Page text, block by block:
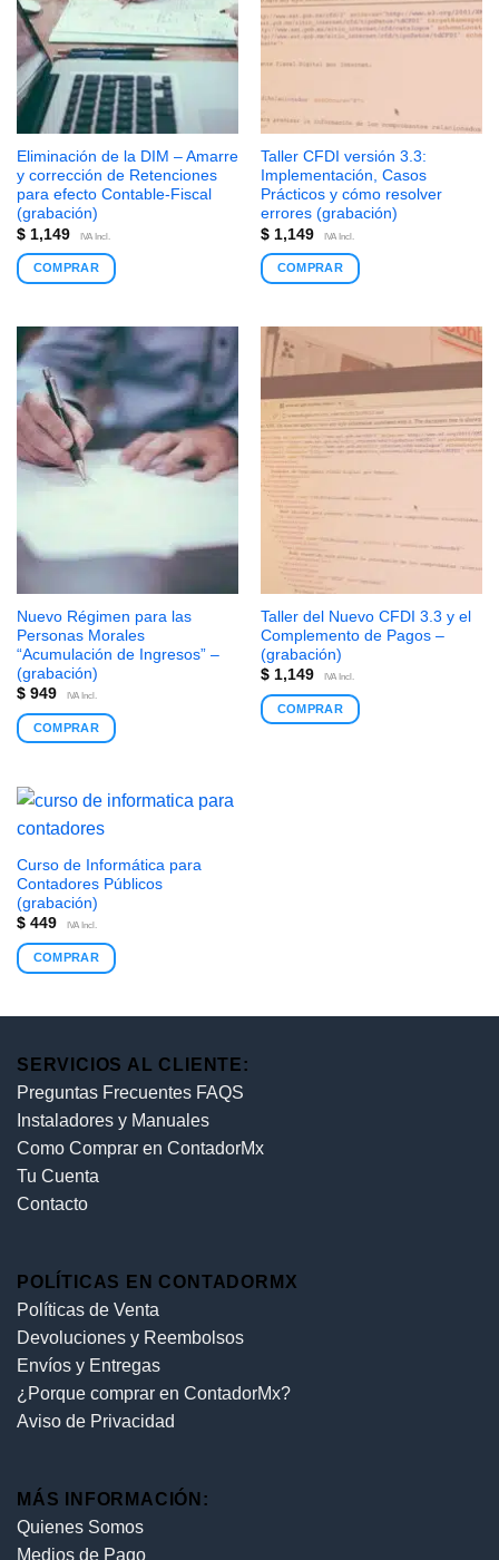
Eliminación de la DIM – Amarre
y corrección de Retenciones
para efecto Contable-Fiscal
(grabación)
$1,149 IVA Incl.
COMPRAR
Taller CFDI versión 3.3:
Implementación, Casos
Prácticos y cómo resolver
errores (grabación)
$1,149 IVA Incl.
COMPRAR
Nuevo Régimen para las
Personas Morales
“Acumulación de Ingresos” –
(grabación)
$949 IVA Incl.
COMPRAR
Taller del Nuevo CFDI 3.3 y el
Complemento de Pagos –
(grabación)
$1,149 IVA Incl.
COMPRAR
Curso de Informática para
Contadores Públicos
(grabación)
$449 IVA Incl.
COMPRAR
SERVICIOS AL CLIENTE:
Preguntas Frecuentes FAQS
Instaladores y Manuales
Como Comprar en ContadorMx
Tu Cuenta
Contacto
POLÍTICAS EN CONTADORMX
Políticas de Venta
Devoluciones y Reembolsos
Envíos y Entregas
¿Porque comprar en ContadorMx?
Aviso de Privacidad
MÁS INFORMACIÓN:
Quienes Somos
Medios de Pago